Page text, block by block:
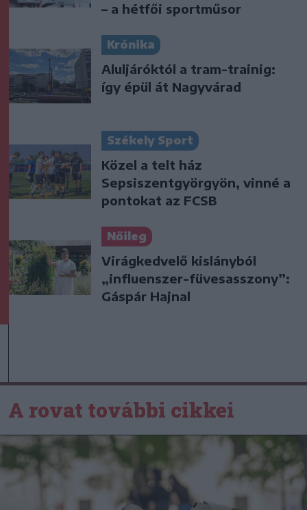
– a hétfői sportműsor
Krónika
Aluljáróktól a tram-trainig:
így épül át Nagyvárad
Székely Sport
Közel a telt ház
Sepsiszentgyörgyön, vinné a
pontokat az FCSB
Nőileg
Virágkedvelő kislányból
„influenszer-füvesasszony”:
Gáspár Hajnal
A rovat további cikkei